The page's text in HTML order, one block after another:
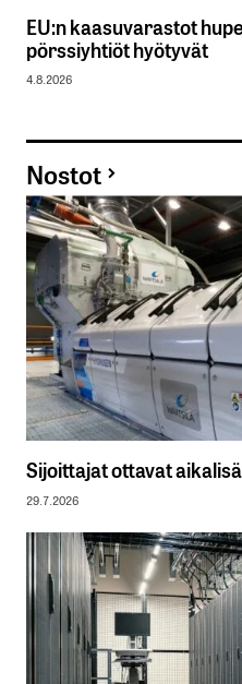
EU:n kaasuvarastot
pörssiyhtiöt hyötyvät
4.8.2026
Nostot
Sijoittajat ottavat
29.7.2026